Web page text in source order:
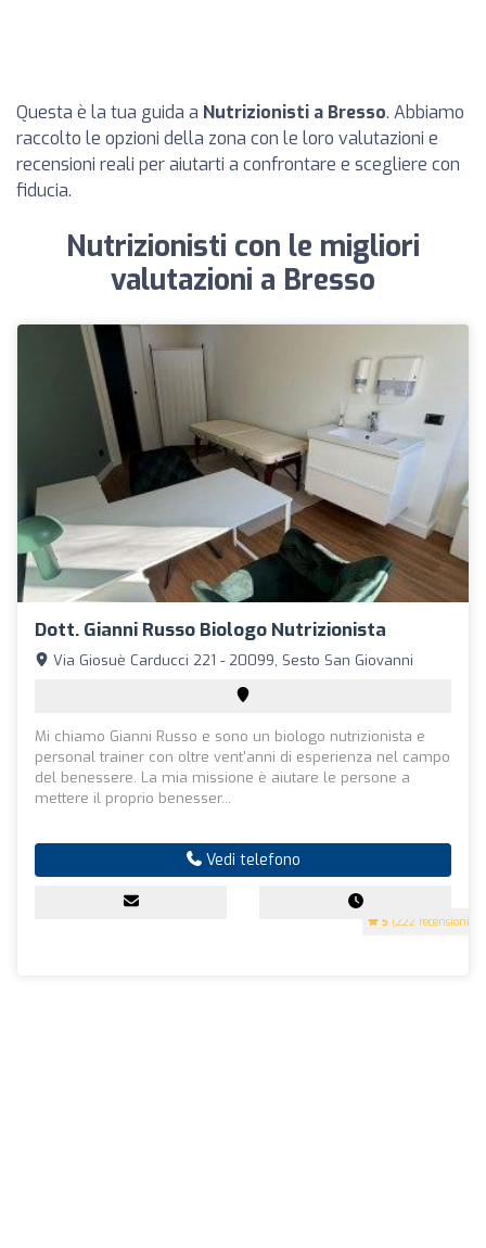
Questa è la tua guida a Nutrizionisti a Bresso. Abbiamo
raccolto le opzioni della zona con le loro valutazioni e
recensioni reali per aiutarti a confrontare e scegliere con
fiducia.
Nutrizionisti con le migliori
valutazioni a Bresso
Dott. Gianni Russo Biologo Nutrizionista
5 (222 recensioni)
Via Giosuè Carducci 221 - 20099, Sesto San Giovanni
Mi chiamo Gianni Russo e sono un biologo nutrizionista e
personal trainer con oltre vent'anni di esperienza nel campo
del benessere. La mia missione è aiutare le persone a
mettere il proprio benesser...
Vedi telefono